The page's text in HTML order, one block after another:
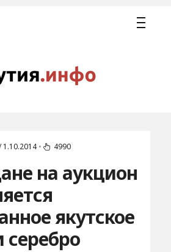
1.10.2014 • 4990
на аукцион
якутское
серебро